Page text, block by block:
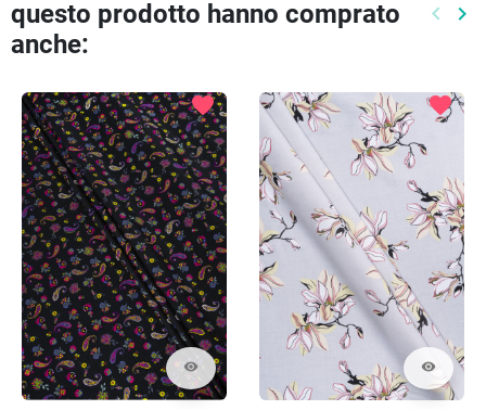
questo prodotto hanno comprato
anche:
keyboard_arrow_left keyboard_arrow_right
visibility
favorite
visibility
favorite